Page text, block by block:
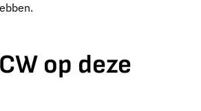
op deze